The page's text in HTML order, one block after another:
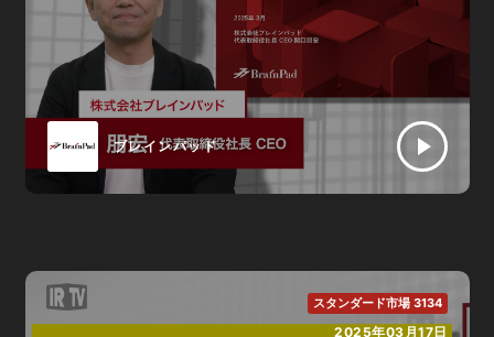
ブレインパッド
スタンダード市場 3134
2025年03月17日